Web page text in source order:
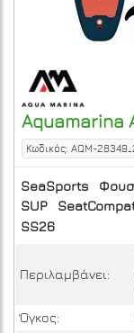
Aquamarina
Κωδικός: AQM-
SeaSports
SUP
SS26
Περιλαμβάνει:
Όγκος: